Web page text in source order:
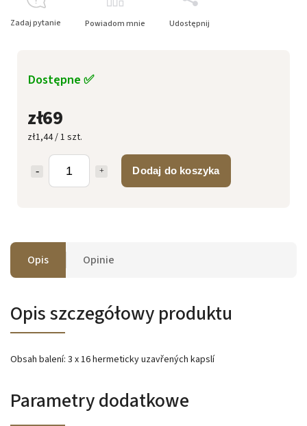
zł69
zł1,44 / 1 szt.
Dodaj do koszyka
Dostępne ✅
Zadaj pytanie Powiadom mnie Udostępnij
Opis Opinie
Opis szczegółowy produktu
Obsah balení: 3 x 16 hermeticky uzavřených kapslí
Parametry dodatkowe